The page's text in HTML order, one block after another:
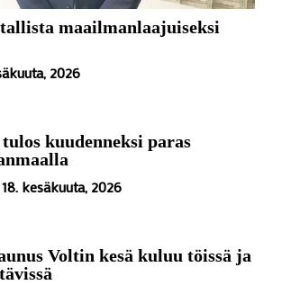
maailmanlaajuiseksi
2026
kuudenneksi paras
18. kesäkuuta, 2026
Voltin kesä kuluu töissä ja